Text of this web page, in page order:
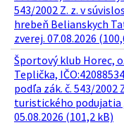
543/2002 Z. z. v
hrebeň Belianskych
zverej. 07.08.2026
Športový klub Horec,
Teplička,
podľa zák. č. 543/
turistického podujatia
05.08.2026 (101,2 kB)